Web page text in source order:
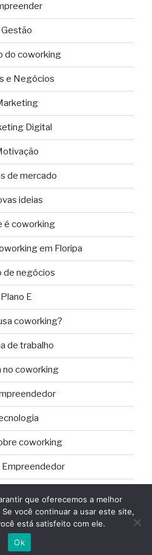
Gestão
do coworking
e Negócios
Digital
de mercado
ideias
é coworking
em Floripa
de negócios
Plano E
coworking?
de trabalho
no coworking
coworking
Empreendedor
com WordPress
que oferecemos a melhor
você continuar a usar este site,
está satisfeito com ele.
Ok